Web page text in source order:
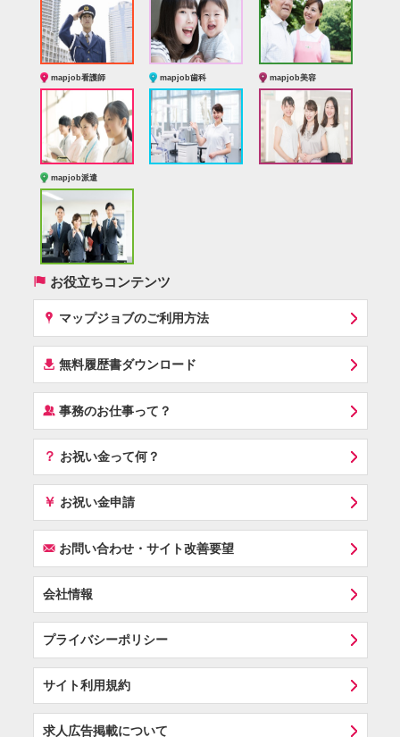
mapjob看護師 mapjob歯科 mapjob美容
mapjob派遣
( お役立ちコンテンツ
x マップジョブのご利用方法
í 無料履歴書ダウンロード
‰事務のお仕事って？
？ お祝い金って何？
￥ お祝い金申請
Fお問い合わせ・サイト改善要望
会社情報
プライバシーポリシー
サイト利用規約
求人広告掲載について